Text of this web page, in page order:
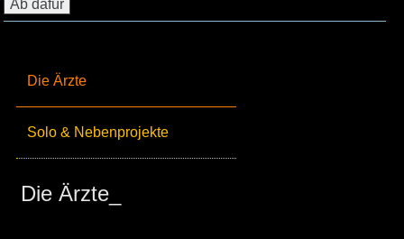
Die Ärzte
Solo & Nebenprojekte
Die Ärzte_